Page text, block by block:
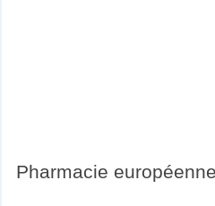
Pharmacie